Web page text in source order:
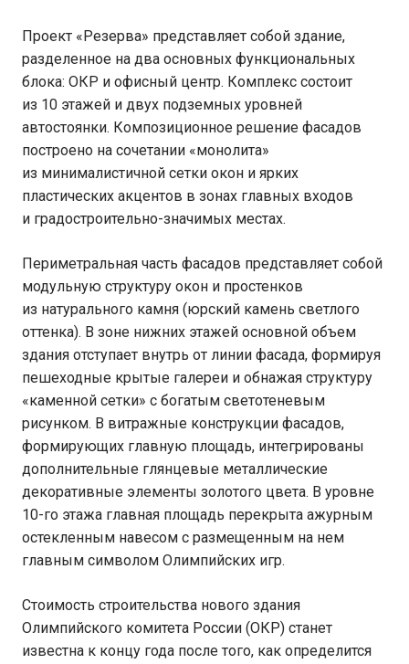
Проект «Резерва» представляет собой здание,
разделенное на два основных функциональных
блока: ОКР и офисный центр. Комплекс состоит
из 10 этажей и двух подземных уровней
автостоянки. Композиционное решение фасадов
построено на сочетании «монолита»
из минималистичной сетки окон и ярких
пластических акцентов в зонах главных входов
и градостроительно-значимых местах.
Периметральная часть фасадов представляет собой
модульную структуру окон и простенков
из натурального камня (юрский камень светлого
оттенка). В зоне нижних этажей основной объем
здания отступает внутрь от линии фасада, формируя
пешеходные крытые галереи и обнажая структуру
«каменной сетки» с богатым светотеневым
рисунком. В витражные конструкции фасадов,
формирующих главную площадь, интегрированы
дополнительные глянцевые металлические
декоративные элементы золотого цвета. В уровне
10-го этажа главная площадь перекрыта ажурным
остекленным навесом с размещенным на нем
главным символом Олимпийских игр.
Стоимость строительства нового здания
Олимпийского комитета России (ОКР) станет
известна к концу года после того, как определится